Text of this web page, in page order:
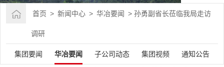
首页 > 新闻中心 > 华冶要闻 >孙勇副省长莅临我局走访
调研
集团要闻 华冶要闻 子公司动态 集团视频 通知公告